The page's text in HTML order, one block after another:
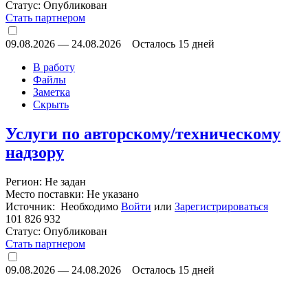
Статус: Опубликован
Стать партнером
09.08.2026 — 24.08.2026
Осталось 15 дней
В работу
Файлы
Заметка
Скрыть
Услуги по авторскому/техническому
надзору
Регион: Не задан
Место поставки: Не указано
Источник: Необходимо Войти или Зарегистрироваться
101 826 932
Статус: Опубликован
Стать партнером
09.08.2026 — 24.08.2026
Осталось 15 дней